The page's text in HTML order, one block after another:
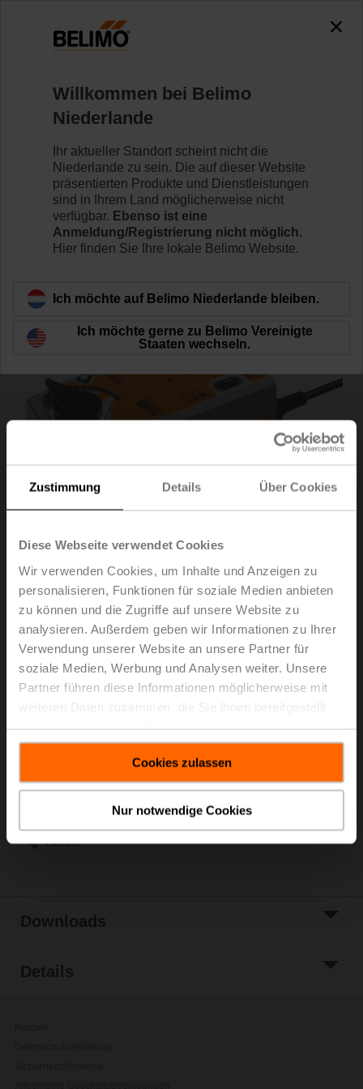
Zustimmung Details Über Cookies
Diese Webseite verwendet Cookies
Wir verwenden Cookies, um Inhalte und Anzeigen zu
personalisieren, Funktionen für soziale Medien anbieten
zu können und die Zugriffe auf unsere Website zu
analysieren. Außerdem geben wir Informationen zu Ihrer
Verwendung unserer Website an unsere Partner für
soziale Medien, Werbung und Analysen weiter. Unsere
Partner führen diese Informationen möglicherweise mit
gesammelt haben.
Cookies zulassen
Nur notwendige Cookies
SRF24A-SR-5-O
Mehr erfahren
Zurück zur Produktkategorie
SRF24A-SR-5-O
Drehantrieb mit Notstellfunktion NO, 20 Nm,
Listenpreis
€ 631,00
Warenkorb
Zur Projektliste
Teilen
Downloads
Details
Willkommen bei Belimo
Niederlande
Ihr aktueller Standort scheint nicht die
Niederlande zu sein. Die auf dieser Website
präsentierten Produkte und Dienstleistungen
sind in Ihrem Land möglicherweise nicht
verfügbar. Ebenso ist eine
Anmeldung/Registrierung nicht möglich.
Hier finden Sie Ihre lokale Belimo Website.
Ich möchte auf Belimo Niederlande bleiben.
Ich möchte gerne zu Belimo Vereinigte
Staaten wechseln.